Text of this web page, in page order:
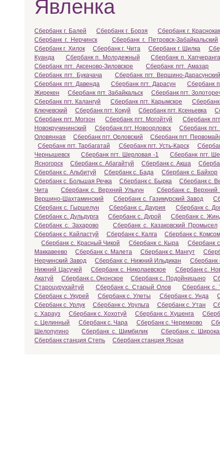
Явленка
Сбербанк г. Балей Сбербанк г. Борзя
Сбербанк г.
Сбербанк г. Нерчинск
Сбербанк г. Петровск-Забайкальский
Сбербанк г. Хилок
Сбербанк г. Чита Сбербанк г. Шилка
Куанда
Сбербанк п. Молодежный
Сбербанк п. Хапчеранга
Сбербанк пгт. Аксеново-Зиловское
Сбербанк пгт. Амазар
Сбербанк пгт. Букачача
Сбербанк пгт. Вершино-
Сбербанк пгт. Давенда
Сбербанк пгт. Дарасун
Сбербанк
Жирекен
Сбербанк пгт. Забайкальск
Сбербанк пгт.
Сбербанк пгт. Калангуй
Сбербанк пгт. Карымское
Сбербанк
Ключевский
Сбербанк пгт. Кокуй Сбербанк пгт. Ксеньевка
Сбербанк пгт. Могзон
Сбербанк пгт. Могойтуй
Сбербанк
Новокручининский
Сбербанк пгт. Новоорловск
Сбербанк
Оловянная
Сбербанк пгт. Орловский
Сбербанк пгт.
Сбербанк пгт. Тарбагатай
Сбербанк пгт. Усть-Карск
Чернышевск
Сбербанк пгт. Шерловая -1
Сбербанк пгт.
Ясногорск
Сбербанк с. Абагайтуй Сбербанк с. Акша
Сбербанк с. Альбитуй
Сбербанк с. Бада
Сбербанк с. Байхор
Сбербанк с. Большая Речка
Сбербанк с. Бырка
Сбербанк с.
Чита
Сбербанк с. Верхний Ульхун
Сбербанк с.
Вершино-Шахтаминский
Сбербанк с. Газимурский Завод
Сбербанк с. Гыршелун
Сбербанк с. Даурия
Сбербанк с.
Сбербанк с. Дульдурга
Сбербанк с. Дурой
Сбербанк с.
Сбербанк с. Захарово
Сбербанк с. Казаковский Промысел
Сбербанк с. Кайластуй
Сбербанк с. Калга
Сбербанк с.
Сбербанк с. Красный Чикой
Сбербанк с. Кыра
Сбербанк
Маккавеево
Сбербанк с. Малета Сбербанк с. Мангут
Нерчинский Завод
Сбербанк с. Нижний Ильдикан
Сбербанк
Нижний Цасучей
Сбербанк с. Николаевское
Сбербанк с.
Акатуй
Сбербанк с. Ононское Сбербанк с. Подойницыно
Староцурухайтуй
Сбербанк с. Старый Олов
Сбербанк с.
Сбербанк с. Укурей
Сбербанк с. Улеты Сбербанк с. Унда
Сбербанк с. Урлук
Сбербанк с. Урульга Сбербанк с. Утан
с. Харауз
Сбербанк с. Хохотуй Сбербанк с. Хушенга
с. Целинный
Сбербанк с. Чара Сбербанк с. Черемхово
Шелопугино
Сбербанк с. Шимбилик
Сбербанк с.
Сбербанк станция Степь
Сбербанк станция Ясная